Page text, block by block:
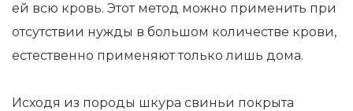
ей всю кровь. Этот метод можно применить при
отсутствии нужды в большом количестве крови,
естественно применяют только лишь дома.
Исходя из породы шкура свиньи покрыта